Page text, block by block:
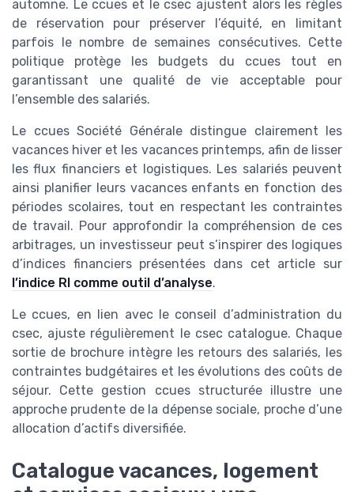
automne. Le ccues et le csec ajustent alors les règles
de réservation pour préserver l’équité, en limitant
parfois le nombre de semaines consécutives. Cette
politique protège les budgets du ccues tout en
garantissant une qualité de vie acceptable pour
l’ensemble des salariés.
Le ccues Société Générale distingue clairement les
vacances hiver et les vacances printemps, afin de lisser
les flux financiers et logistiques. Les salariés peuvent
ainsi planifier leurs vacances enfants en fonction des
périodes scolaires, tout en respectant les contraintes
de travail. Pour approfondir la compréhension de ces
arbitrages, un investisseur peut s’inspirer des logiques
d’indices financiers présentées dans cet article sur
l’indice RI comme outil d’analyse.
Le ccues, en lien avec le conseil d’administration du
csec, ajuste régulièrement le csec catalogue. Chaque
sortie de brochure intègre les retours des salariés, les
contraintes budgétaires et les évolutions des coûts de
séjour. Cette gestion ccues structurée illustre une
approche prudente de la dépense sociale, proche d’une
allocation d’actifs diversifiée.
Catalogue vacances, logement